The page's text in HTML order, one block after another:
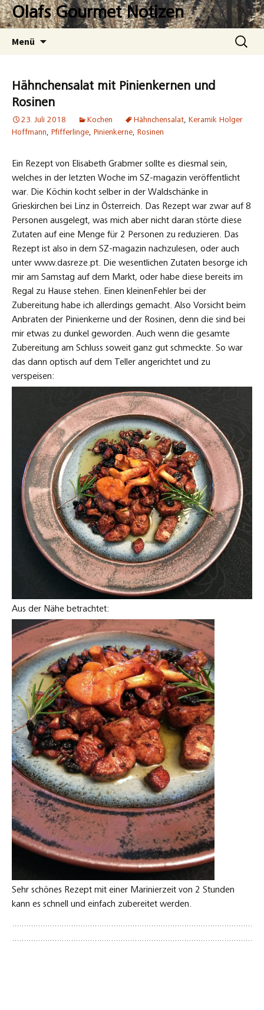
Zum
InhaltOlafs Gourmet Notizen
Menü
Suchen
nach:
Hähnchensalat mit Pinienkernen und
Rosinen
23. Juli 2018 Kochen Hähnchensalat, Keramik Holger
Hoffmann, Pfifferlinge, Pinienkerne, Rosinen
Ein Rezept von Elisabeth Grabmer sollte es diesmal sein,
welches in der letzten Woche im SZ-magazin veröffentlicht
war. Die Köchin kocht selber in der Waldschänke in
Grieskirchen bei Linz in Österreich. Das Rezept war zwar auf 8
Personen ausgelegt, was mich aber nicht daran störte diese
Zutaten auf eine Menge für 2 Personen zu reduzieren. Das
Rezept ist also in dem SZ-magazin nachzulesen, oder auch
unter www.dasreze.pt. Die wesentlichen Zutaten besorge ich
mir am Samstag auf dem Markt, oder habe diese bereits im
Regal zu Hause stehen. Einen kleinenFehler bei der
Zubereitung habe ich allerdings gemacht. Also Vorsicht beim
Anbraten der Pinienkerne und der Rosinen, denn die sind bei
mir etwas zu dunkel geworden. Auch wenn die gesamte
Zubereitung am Schluss soweit ganz gut schmeckte. So war
das dann optisch auf dem Teller angerichtet und zu
verspeisen:
Aus der Nähe betrachtet:
Sehr schönes Rezept mit einer Marinierzeit von 2 Stunden
kann es schnell und einfach zubereitet werden.